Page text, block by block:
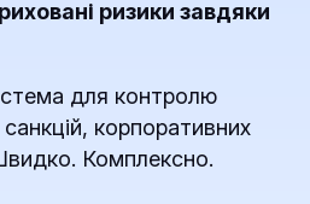
ризики завдяки
для контролю
санкцій, корпоративних
Швидко. Комплексно.